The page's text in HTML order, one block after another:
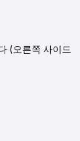
(오른쪽 사이드